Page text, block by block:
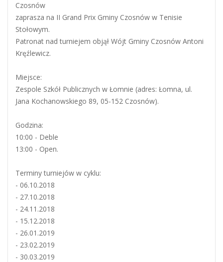
Czosnów
zaprasza na II Grand Prix Gminy Czosnów w Tenisie
Stołowym.
Patronat nad turniejem objął Wójt Gminy Czosnów Antoni
Kręźlewicz.
Miejsce:
Zespole Szkół Publicznych w Łomnie (adres: Łomna, ul.
Jana Kochanowskiego 89, 05-152 Czosnów).
Godzina:
10:00 - Deble
13:00 - Open.
Terminy turniejów w cyklu:
- 06.10.2018
- 27.10.2018
- 24.11.2018
- 15.12.2018
- 26.01.2019
- 23.02.2019
- 30.03.2019